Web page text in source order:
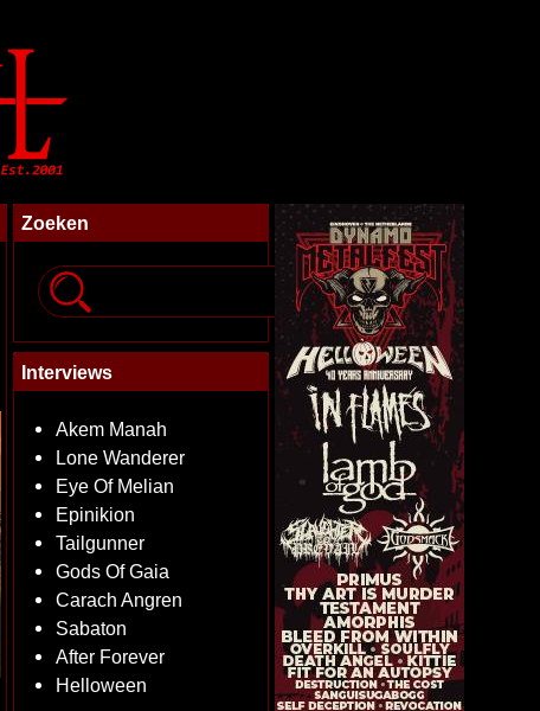
Zoeken
Interviews
Akem Manah
Lone Wanderer
Eye Of Melian
Epinikion
Tailgunner
Gods Of Gaia
Carach Angren
Sabaton
After Forever
Helloween